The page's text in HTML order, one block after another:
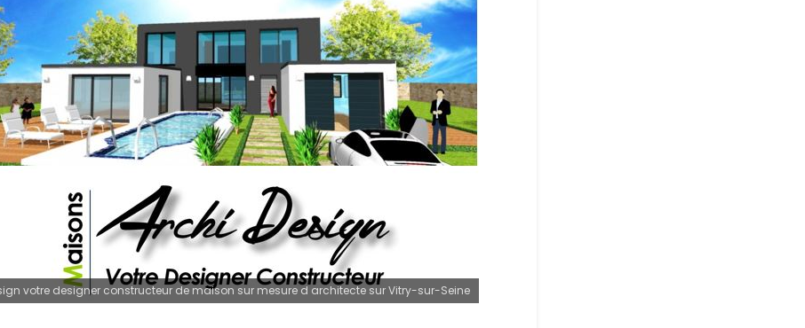
votre designer constructeur de maison sur mesure d architecte sur Vitry-sur-Seine